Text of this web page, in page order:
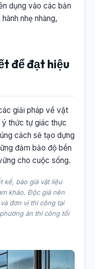
dụng vào các bản
nhẹ nhàng,
để đạt hiệu
giải pháp về vật
thức tự giác thực
cách sẽ tạo dựng
đảm bảo độ bền
cho cuộc sống.
kế, báo giá vật liệu
khảo. Độc giả nên
đơn vị thi công tại
án thi công tối